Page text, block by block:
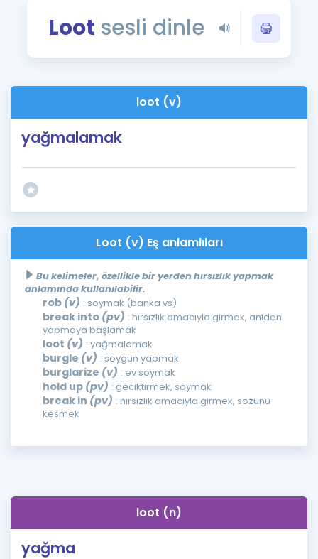
Blog
İngilizce Gramer
Loot sesli dinle
loot (v)
yağmalamak
Loot (v) Eş anlamlıları
Bu kelimeler, özellikle bir yerden hırsızlık yapmak
anlamında kullanılabilir.
rob (v) : soymak (banka vs)
break into (pv) : hırsızlık amacıyla girmek, aniden
yapmaya başlamak
loot (v) : yağmalamak
burgle (v) : soygun yapmak
burglarize (v) : ev soymak
hold up (pv) : geciktirmek, soymak
break in (pv) : hırsızlık amacıyla girmek, sözünü
kesmek
loot (n)
yağma